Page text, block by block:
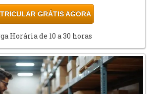
GRÁTIS AGORA
Horária de 10 a 30 horas